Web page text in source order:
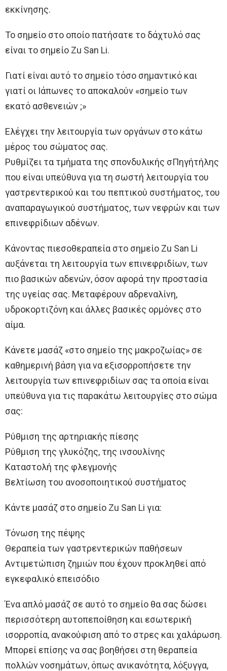
εκκίνησης.
Το σημείο στο οποίο πατήσατε το δάχτυλό σας
είναι το σημείο Zu San Li.
Γιατί είναι αυτό το σημείο τόσο σημαντικό και
γιατί οι Ιάπωνες το αποκαλούν «σημείο των
εκατό ασθενειών ;»
Ελέγχει την λειτουργία των οργάνων στο κάτω
μέρος του σώματος σας.
Ρυθμίζει τα τμήματα της σπονδυλικής σΠηγήτήλης
που είναι υπεύθυνα για τη σωστή λειτουργία του
γαστρεντερικού και του πεπτικού συστήματος, του
αναπαραγωγικού συστήματος, των νεφρών και των
επινεφρίδιων αδένων.
Κάνοντας πιεσοθεραπεία στο σημείο Zu San Li
αυξάνεται τη λειτουργία των επινεφριδίων, των
πιο βασικών αδενών, όσον αφορά την προστασία
της υγείας σας. Μεταφέρουν αδρεναλίνη,
υδροκορτιζόνη και άλλες βασικές ορμόνες στο
αίμα.
Κάνετε μασάζ «στο σημείο της μακροζωίας» σε
καθημερινή βάση για να εξισορροπήσετε την
λειτουργία των επινεφριδίων σας τα οποία είναι
υπεύθυνα για τις παρακάτω λειτουργίες στο σώμα
σας:
Ρύθμιση της αρτηριακής πίεσης
Ρύθμιση της γλυκόζης, της ινσουλίνης
Καταστολή της φλεγμονής
Βελτίωση του ανοσοποιητικού συστήματος
Κάντε μασάζ στο σημείο Zu San Li για:
Τόνωση της πέψης
Θεραπεία των γαστρεντερικών παθήσεων
Αντιμετώπιση ζημιών που έχουν προκληθεί από
εγκεφαλικό επεισόδιο
Ένα απλό μασάζ σε αυτό το σημείο θα σας δώσει
περισσότερη αυτοπεποίθηση και εσωτερική
ισορροπία, ανακούφιση από το στρες και χαλάρωση.
Μπορεί επίσης να σας βοηθήσει στη θεραπεία
πολλών νοσημάτων, όπως ανικανότητα, λόξυγγα,